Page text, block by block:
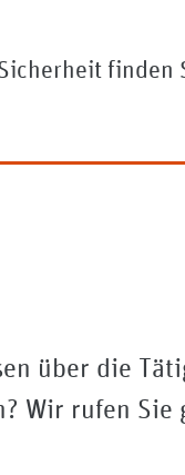
finden
über die
Wir rufen Sie